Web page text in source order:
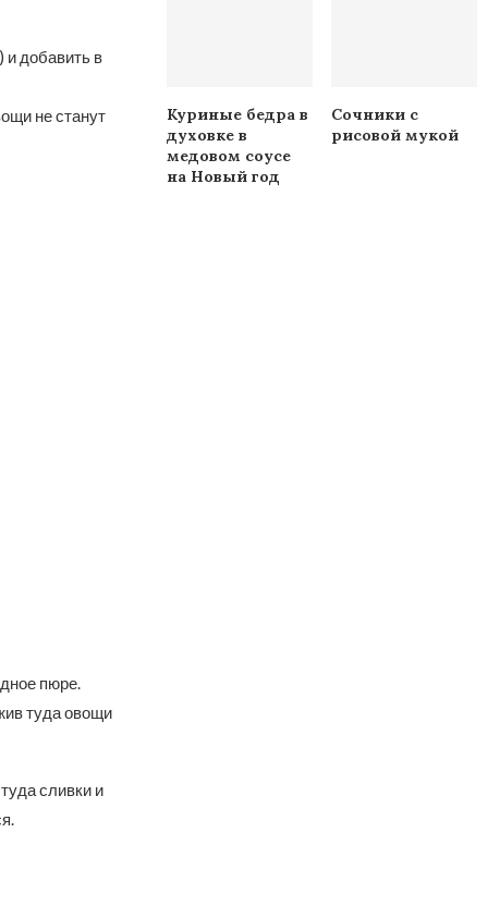
и добавить в
не станут
пюре.
туда овощи
сливки и
Куриные бедра в
духовке в
медовом соусе
на Новый год
Сочники с
рисовой мукой